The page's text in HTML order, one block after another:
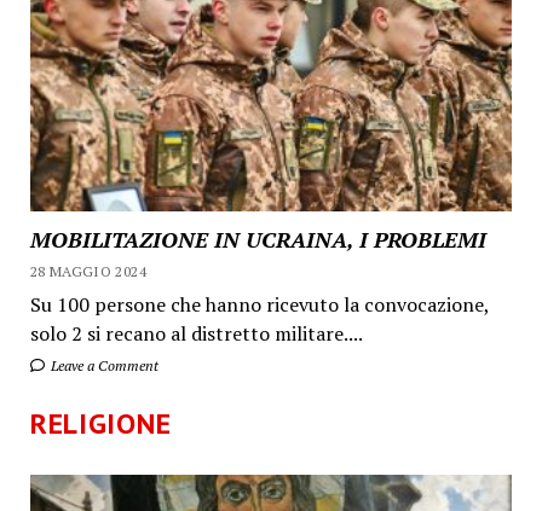
MOBILITAZIONE IN UCRAINA, I PROBLEMI
28 MAGGIO 2024
Su 100 persone che hanno ricevuto la convocazione,
solo 2 si recano al distretto militare....
Leave a Comment
RELIGIONE